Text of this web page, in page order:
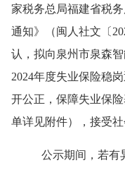
家税务总局福建省税
通知》（闽人社文〔
认，拟向泉州市泉森
2024年度失业保险稳
开公正，保障失业保
单详见附件），接受社
公示期间，若有